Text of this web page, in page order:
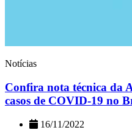
Notícias
Confira nota técnica da
casos de COVID-19 no
16/11/2022